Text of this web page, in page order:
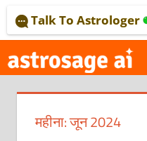
to
content
Talk To Astrologer
महीना:जून 2024